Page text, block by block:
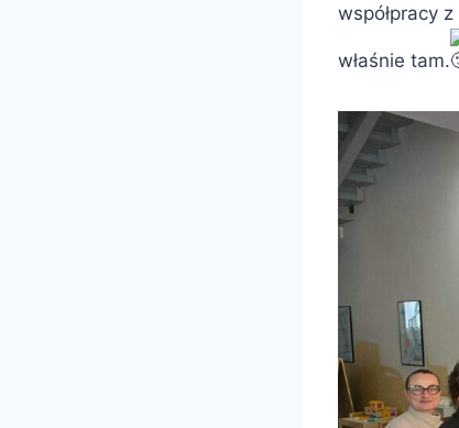
współpracy z
właśnie tam.